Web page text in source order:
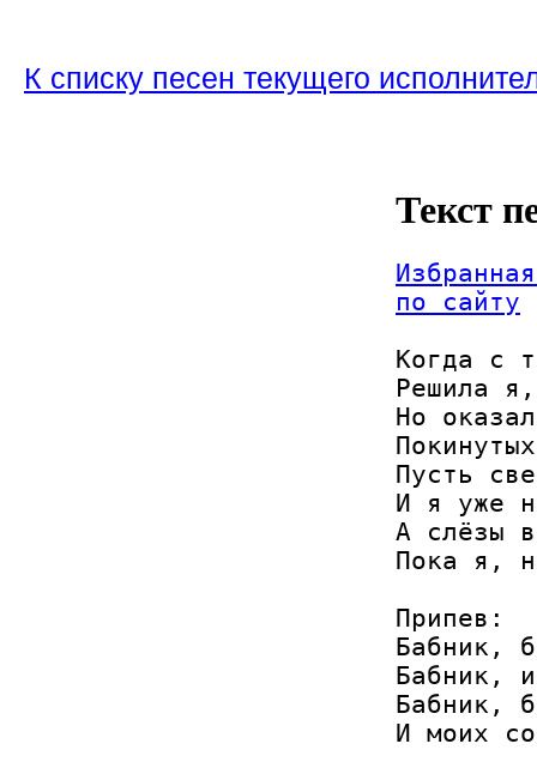
К списку песен текущего
Текст
по сайту
Когда с
Решила
Но
Пусть
И я уже
А слёзы
Пока я,
Припев:
Бабник,
Бабник,
Бабник,
И моих